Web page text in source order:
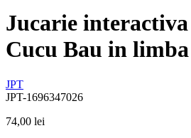
Jucarie
Cucu Bau in
JPT
JPT-1696347026
74,00 lei